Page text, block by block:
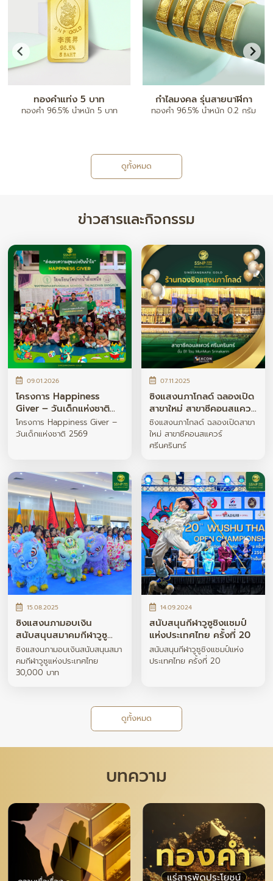
จี้ตัวอักษร A-Z
ทองคำ 96.5% น้ำหนัก ครึ่งสลึง/ 1
กำไลข้อมือ
ทองคำ 80% ฝังเพชรแท้
ดูทั้งหมด
ข่าวสารและกิจกรรม
09.01.2026
โครงการ Happiness
Giver – วันเด็กแห่งชาติ
2569
โครงการ Happiness Giver –
วันเด็กแห่งชาติ 2569
07.11.2025
ซิงแสงนภาโกลด์ ฉลองเปิด
สาขาใหม่ สาขาซีคอนสแควร์
ศรีนครินทร์
ซิงแสงนภาโกลด์ ฉลองเปิดสาขา
ใหม่ สาขาซีคอนสแควร์
ศรีนครินทร์
15.08.2025
ซิงแสงนภามอบเงิน
สนับสนุนสมาคมกีฬาวูซู
แห่งประเทศไทย 30,000
บาท
ซิงแสงนภามอบเงินสนับสนุนสมา
คมกีฬาวูซูแห่งประเทศไทย
30,000 บาท
14.09.2024
สนับสนุนกีฬาวูซูชิงแชมป์
แห่งประเทศไทย ครั้งที่ 20
สนับสนุนกีฬาวูซูชิงแชมป์แห่ง
ประเทศไทย ครั้งที่ 20
ดูทั้งหมด
บทความ